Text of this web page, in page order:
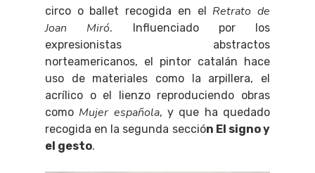
circo o ballet recogida en el Retrato de
Joan Miró. Influenciado por los
expresionistas abstractos
norteamericanos, el pintor catalán hace
uso de materiales como la arpillera, el
acrílico o el lienzo reproduciendo obras
como Mujer española, y que ha quedado
recogida en la segunda sección El signo y
el gesto.